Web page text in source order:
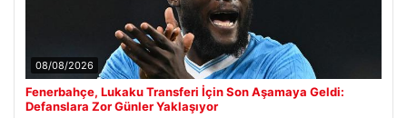
08/08/2026
Fenerbahçe, Lukaku Transferi İçin Son Aşamaya Geldi:
Defanslara Zor Günler Yaklaşıyor